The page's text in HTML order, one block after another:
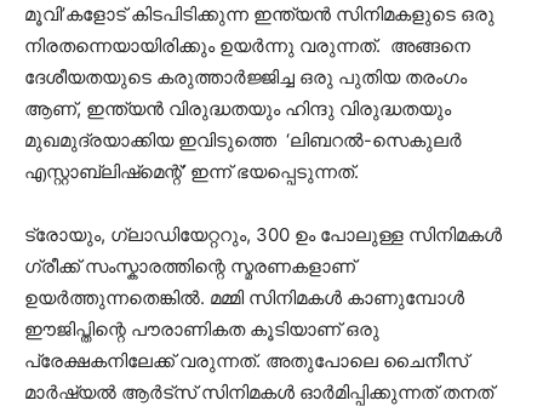
മൂവി’കളോട് കിടപിടിക്കുന്ന ഇന്ത്യൻ സിനിമകളുടെ ഒരു
നിരതന്നെയായിരിക്കും ഉയർന്നു വരുന്നത്. അങ്ങനെ
ദേശീയതയുടെ കരുത്താർജ്ജിച്ച ഒരു പുതിയ തരംഗം
ആണ്, ഇന്ത്യൻ വിരുദ്ധതയും ഹിന്ദു വിരുദ്ധതയും
മുഖമുദ്രയാക്കിയ ഇവിടുത്തെ ‘ലിബറൽ-സെകുലർ
എസ്റ്റാബ്ലിഷ്‌മെന്റ്’ ഇന്ന് ഭയപ്പെടുന്നത്.
ട്രോയും, ഗ്ലാഡിയേറ്ററും, 300 ഉം പോലുള്ള സിനിമകൾ
ഗ്രീക്ക് സംസ്കാരത്തിന്റെ സ്മരണകളാണ്
ഉയർത്തുന്നതെങ്കിൽ. മമ്മി സിനിമകൾ കാണുമ്പോൾ
ഈജിപ്തിന്റെ പൗരാണികത കൂടിയാണ് ഒരു
പ്രേക്ഷകനിലേക്ക് വരുന്നത്. അതുപോലെ ചൈനീസ്
മാർഷ്യൽ ആർട്സ് സിനിമകൾ ഓർമിപ്പിക്കുന്നത് തനത്